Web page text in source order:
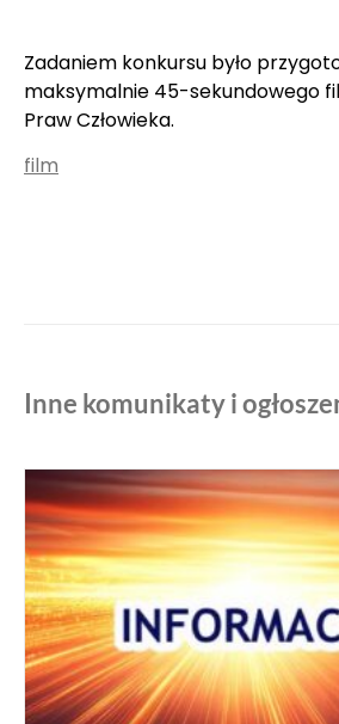
Zadaniem konkursu było
maksymalnie 45-sekundowego
Praw Człowieka.
film
Inne komunikaty i